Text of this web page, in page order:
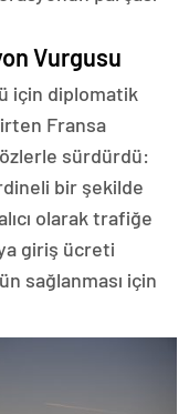
Vurgusu
için diplomatik
Fransa
sürdürdü:
bir şekilde
olarak trafiğe
giriş ücreti
sağlanması için